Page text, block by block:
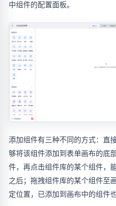
中组件的配置面板。
添加组件有三种不同的方式：直
够将该组件添加到表单画布的底
件，再点击组件库的某个组件，
之后；拖拽组件库的某个组件至
定位置，已添加到画布中的组件